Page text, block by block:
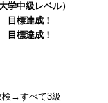
学中級レベル）
標達成！
標達成！
検→すべて3級